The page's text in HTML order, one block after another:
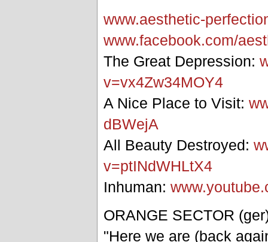
www.aesthetic-
www.facebook.com/
The Great Depression:
v=vx4Zw34MOY4
A Nice Place to Visit:
dBWejA
All Beauty Destroyed:
v=ptINdWHLtX4
Inhuman:
ORANGE SECTOR
"Here we are (back